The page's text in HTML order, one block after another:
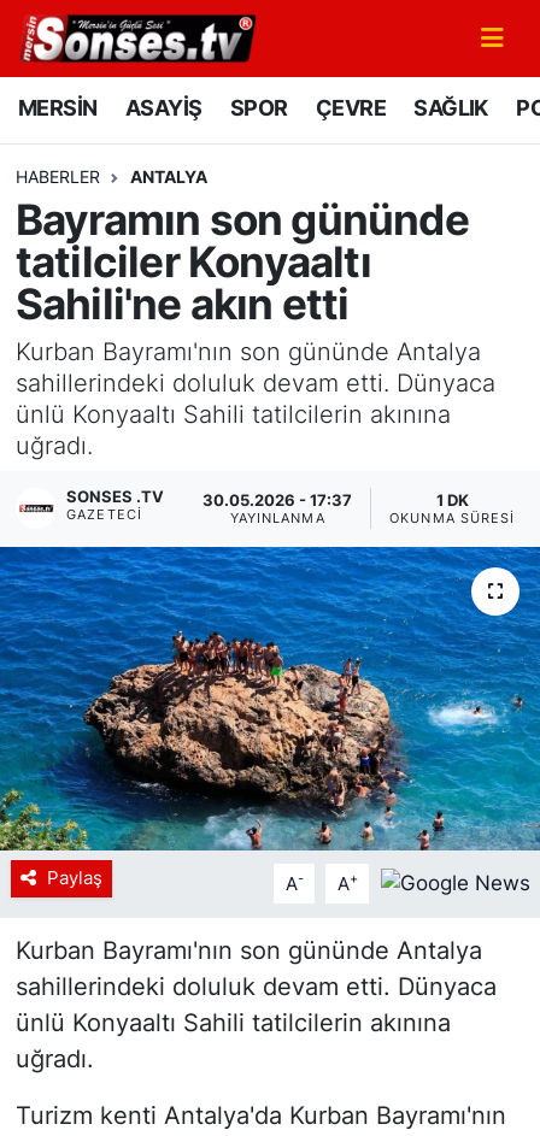
MERSİN ASAYİŞ SPOR ÇEVRE SAĞLIK
HABERLER ANTALYA
Bayramın son gününde
tatilciler Konyaaltı
Sahili'ne akın etti
Kurban Bayramı'nın son gününde Antalya
sahillerindeki doluluk devam etti. Dünyaca
ünlü Konyaaltı Sahili tatilcilerin akınına
uğradı.
SONSES .TV
GAZETECI
30.05.2026 - 17:37
YAYINLANMA
1 DK
OKUNMA SÜRESI
Paylaş A- A+
Kurban Bayramı'nın son gününde Antalya
sahillerindeki doluluk devam etti. Dünyaca
ünlü Konyaaltı Sahili tatilcilerin akınına
uğradı.
Turizm kenti Antalya'da Kurban Bayramı'nın
MERSİN
SPOR
GÜNÜN MANŞETİ
DÜNYA
KÜLTÜR - SANAT
MAGAZİN
SAĞLIK
Siyaset
YEREL HABER
Haberde insan
Tanıtım
Mersin Nöbetçi Eczaneler
Mersin Namaz Vakitleri
Mersin Trafik Yoğunluk Haritası
Süper Lig Puan Durumu ve Fikstür
Tüm Manşetler
Son Dakika Haberleri
Haber Arşivi